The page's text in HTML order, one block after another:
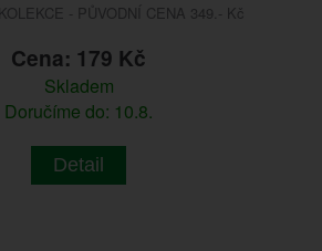
- PŮVODNÍ CENA 349.- Kč
Cena: 179 Kč
Skladem
Doručíme do: 10.8.
Detail